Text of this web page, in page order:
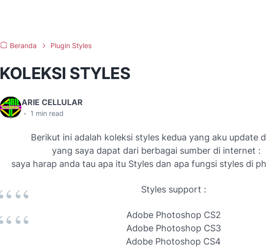
Beranda Plugin Styles
KOLEKSI STYLES
ARIE CELLULAR
• 1 min read
Berikut ini adalah koleksi styles kedua yang aku update
yang saya dapat dari berbagai sumber di internet :
saya harap anda tau apa itu Styles dan apa fungsi styles di
Styles support :
Adobe Photoshop CS2
Adobe Photoshop CS3
Adobe Photoshop CS4